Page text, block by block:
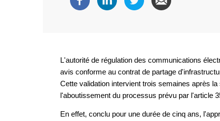
L'autorité de régulation des communications
avis conforme au contrat de partage
Cette validation intervient trois semaines après
l'aboutissement du processus prévu par l'article
En effet, conclu pour une durée de cinq ans,